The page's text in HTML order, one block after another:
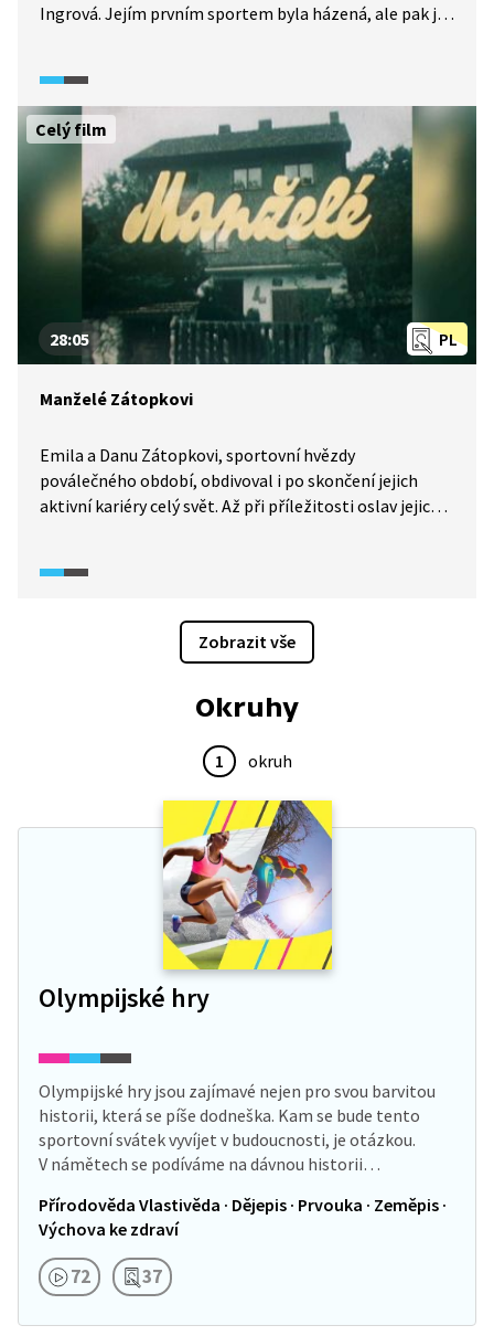
Ingrová. Jejím prvním sportem byla házená, ale pak ji
Zátopková. Vzala si už tehdy slavného olympijského
vítěze Emila Zátopka.
Celý film
PL
28:05
Manželé Zátopkovi
Emila a Danu Zátopkovi, sportovní hvězdy
poválečného období, obdivoval i po skončení jejich
aktivní kariéry celý svět. Až při příležitosti oslav jejich
po dokončení získal dokument "Manželé" hlavní cenu
Zobrazit vše
Okruhy
1 okruh
Olympijské hry
Olympijské hry jsou zajímavé nejen pro svou barvitou
historii, která se píše dodneška. Kam se bude tento
sportovní svátek vyvíjet v budoucnosti, je otázkou.
V námětech se podíváme na dávnou historii…
Přírodověda Vlastivěda · Dějepis · Prvouka · Zeměpis ·
Výchova ke zdraví
72 37